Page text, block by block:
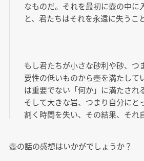
なものだ。それを最初に壺の中に
と、君たちはそれを永遠に失うこ
もし君たちが小さな砂利や砂、つ
要性の低いものから壺を満たして
は重要でない「何か」に満たされ
そして大きな岩、つまり自分にと
割く時間を失い、その結果、それ
壺の話の感想はいかがでしょうか？